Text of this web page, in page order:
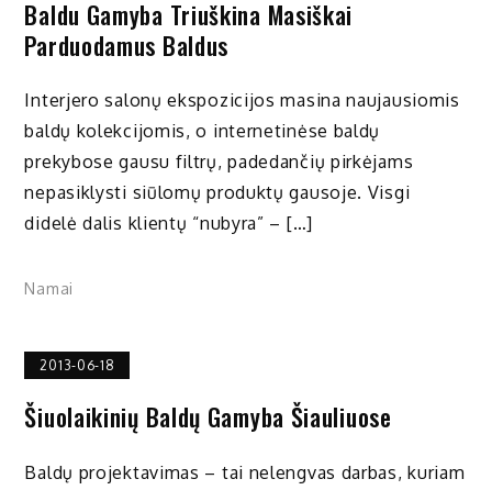
Baldu Gamyba Triuškina Masiškai
Parduodamus Baldus
Interjero salonų ekspozicijos masina naujausiomis
baldų kolekcijomis, o internetinėse baldų
prekybose gausu filtrų, padedančių pirkėjams
nepasiklysti siūlomų produktų gausoje. Visgi
didelė dalis klientų “nubyra” – […]
Namai
2013-06-18
Šiuolaikinių Baldų Gamyba Šiauliuose
Baldų projektavimas – tai nelengvas darbas, kuriam